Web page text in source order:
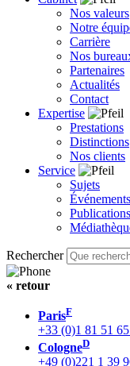
Nos valeurs
Notre
Carrière
Nos
Partenaires
Actualités
Contact
Expertise
Prestations
Distinctions
Nos clients
Service
Sujets
Événements
Publications
Rechercher
« retour
ParisF
+33 (0)1 81 51
CologneD
+49 (0)221 1 39